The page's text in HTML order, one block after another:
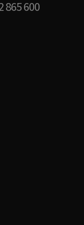
865 600